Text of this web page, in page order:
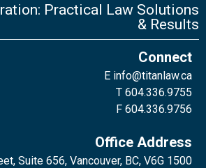
Practical Law Solutions
& Results
Connect
E info@titanlaw.ca
T 604.336.9755
F 604.336.9756
Office Address
Suite 656, Vancouver, BC, V6G